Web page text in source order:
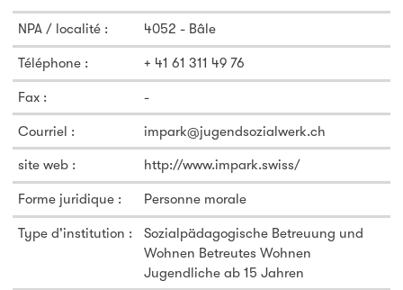
NPA / localité : 4052 - Bâle
Téléphone : + 41 61 311 49 76
Fax : -
Courriel : impark@jugendsozialwerk.ch
site web : http://www.impark.swiss/
Forme juridique : Personne morale
Type d'institution :
Sozialpädagogische Betreuung und
Wohnen Betreutes Wohnen
Jugendliche ab 15 Jahren